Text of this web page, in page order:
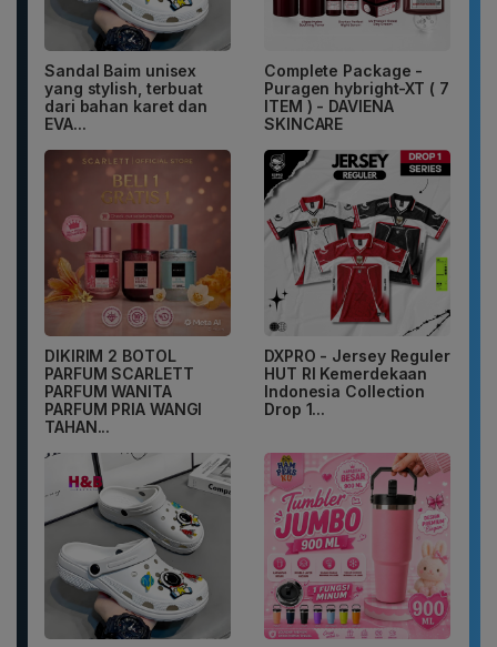
Sandal Baim unisex
yang stylish, terbuat
dari bahan karet dan
EVA...
Complete Package -
Puragen hybright-XT ( 7
ITEM ) - DAVIENA
SKINCARE
DIKIRIM 2 BOTOL
PARFUM SCARLETT
PARFUM WANITA
PARFUM PRIA WANGI
TAHAN...
DXPRO - Jersey Reguler
HUT RI Kemerdekaan
Indonesia Collection
Drop 1...